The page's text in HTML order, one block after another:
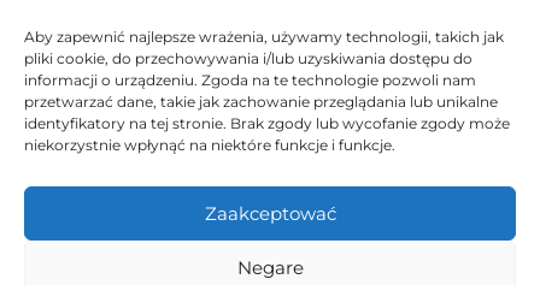
Aby zapewnić najlepsze wrażenia, używamy technologii, takich jak
pliki cookie, do przechowywania i/lub uzyskiwania dostępu do
informacji o urządzeniu. Zgoda na te technologie pozwoli nam
przetwarzać dane, takie jak zachowanie przeglądania lub unikalne
identyfikatory na tej stronie. Brak zgody lub wycofanie zgody może
niekorzystnie wpłynąć na niektóre funkcje i funkcje.
Zaakceptować
Negare
beneficjentem Europejskiego Funduszu Rozwoju Regionalnego,
którego celem jest rozwój wykorzystania i jakości technologii
informacyjno-komunikacyjnych oraz ich dostępności, dzięki czemu
wdrożył następujące rozwiązania: obecność w Internecie poprzez
swoją Stronie internetowej. Obecne działanie miało miejsce w 2020